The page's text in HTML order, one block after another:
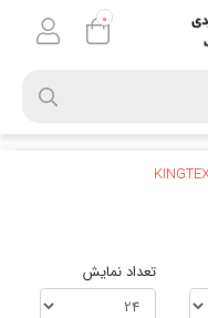
تعداد نمایش
0